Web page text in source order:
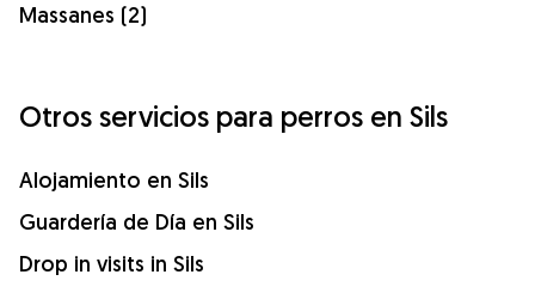
Massanes (2)
Otros servicios para perros en Sils
Alojamiento en Sils
Guardería de Día en Sils
Drop in visits in Sils